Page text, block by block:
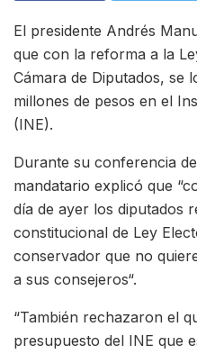
El presidente Andrés
que con la reforma a la
Cámara de Diputados, se
millones de pesos en el
(INE).
Durante su conferencia
mandatario explicó que
día de ayer los diputados
constitucional de Ley
conservador que no
a sus consejeros“.
“También rechazaron el
presupuesto del INE que